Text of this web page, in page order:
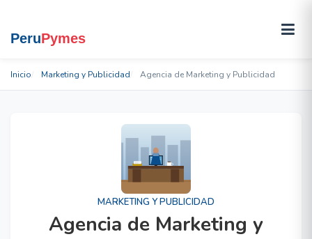
Inicio Marketing y Publicidad Agencia de Marketing y Publicidad
MARKETING Y PUBLICIDAD
Agencia de Marketing y